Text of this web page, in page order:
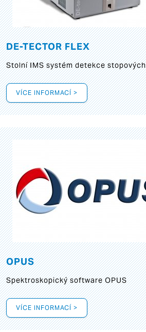
DE-TECTOR FLEX
Stolní IMS systém detekce
VÍCE INFORMACÍ >
OPUS
Spektroskopický software OPUS
VÍCE INFORMACÍ >